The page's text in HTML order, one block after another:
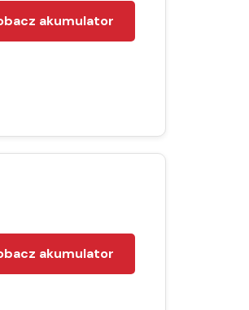
akumulator
akumulator